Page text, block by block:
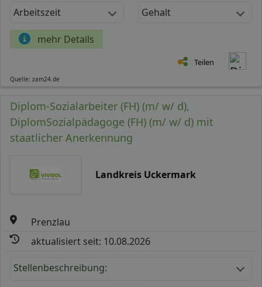
Arbeitszeit Gehalt
mehr Details
Teilen
Quelle: zam24.de
Diplom-Sozialarbeiter (FH) (m/ w/ d),
DiplomSozialpädagoge (FH) (m/ w/ d) mit
staatlicher Anerkennung
Landkreis Uckermark
Prenzlau
aktualisiert seit: 10.08.2026
Stellenbeschreibung: